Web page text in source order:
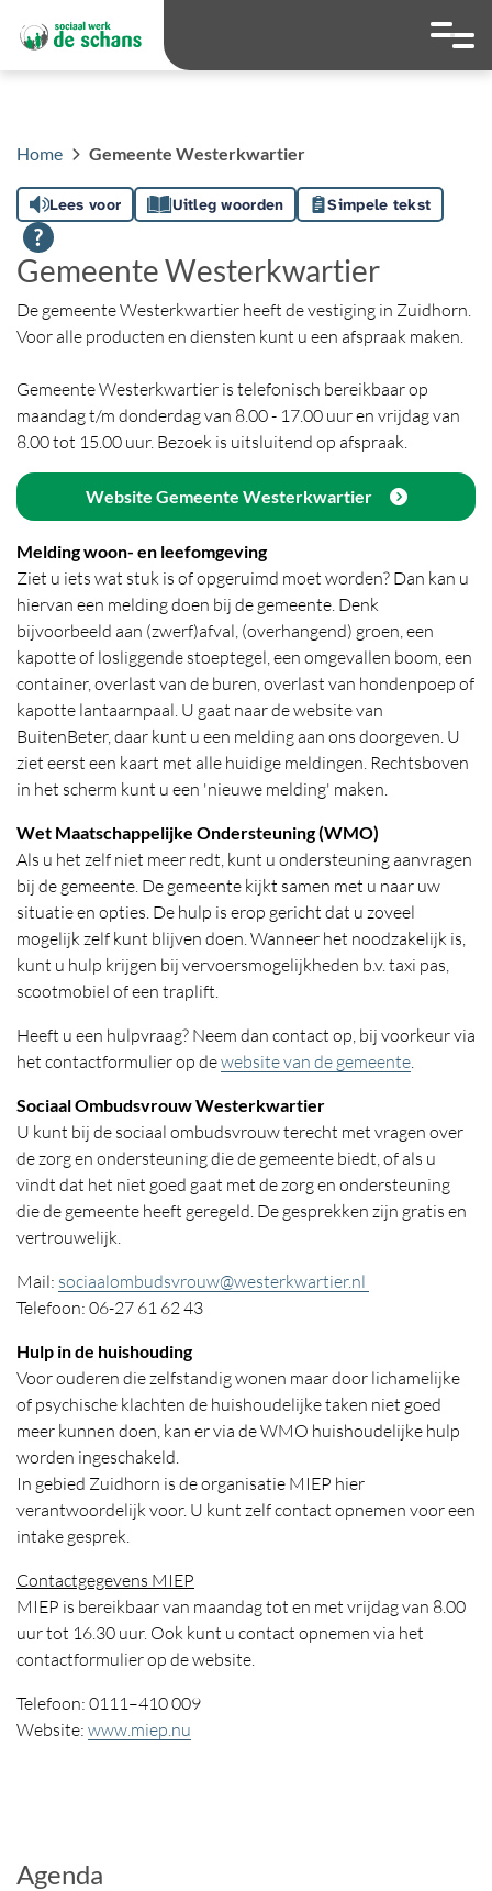
Hoog contrast
Ga naar
Home Gemeente Westerkwartier
Lees voor Uitleg woorden Simpele tekst
Gemeente Westerkwartier
De gemeente Westerkwartier heeft de vestiging in Zuidhorn.
Voor alle producten en diensten kunt u een afspraak maken.
Gemeente Westerkwartier is telefonisch bereikbaar op
maandag t/m donderdag van 8.00 - 17.00 uur en vrijdag van
8.00 tot 15.00 uur. Bezoek is uitsluitend op afspraak.
Website Gemeente Westerkwartier
Melding woon- en leefomgeving
Ziet u iets wat stuk is of opgeruimd moet worden? Dan kan u
hiervan een melding doen bij de gemeente. Denk
bijvoorbeeld aan (zwerf)afval, (overhangend) groen, een
kapotte of losliggende stoeptegel, een omgevallen boom, een
container, overlast van de buren, overlast van hondenpoep of
kapotte lantaarnpaal. U gaat naar de website van
BuitenBeter, daar kunt u een melding aan ons doorgeven. U
ziet eerst een kaart met alle huidige meldingen. Rechtsboven
in het scherm kunt u een 'nieuwe melding' maken.
Wet Maatschappelijke Ondersteuning (WMO)
Als u het zelf niet meer redt, kunt u ondersteuning aanvragen
bij de gemeente. De gemeente kijkt samen met u naar uw
situatie en opties. De hulp is erop gericht dat u zoveel
mogelijk zelf kunt blijven doen. Wanneer het noodzakelijk is,
kunt u hulp krijgen bij vervoersmogelijkheden b.v. taxi pas,
scootmobiel of een traplift.
Heeft u een hulpvraag? Neem dan contact op, bij voorkeur via
het contactformulier op dewebsite van de gemeente.
Sociaal Ombudsvrouw Westerkwartier
U kunt bij de sociaal ombudsvrouw terecht met vragen over
de zorg en ondersteuning die de gemeente biedt, of als u
vindt dat het niet goed gaat met de zorg en ondersteuning
die de gemeente heeft geregeld. De gesprekken zijn gratis en
vertrouwelijk.
Mail: sociaalombudsvrouw@westerkwartier.nl
Telefoon: 06-27 61 62 43
Hulp in de huishouding
Voor ouderen die zelfstandig wonen maar door lichamelijke
of psychische klachten de huishoudelijke taken niet goed
meer kunnen doen, kan er via de WMO huishoudelijke hulp
worden ingeschakeld.
In gebied Zuidhorn is de organisatie MIEP hier
verantwoordelijk voor. U kunt zelf contact opnemen voor een
intake gesprek.
Contactgegevens MIEP
MIEP is bereikbaar van maandag tot en met vrijdag van 8.00
uur tot 16.30 uur. Ook kunt u contact opnemen via het
contactformulier op de website.
Telefoon: 0111–410 009
Website: www.miep.nu
Agenda